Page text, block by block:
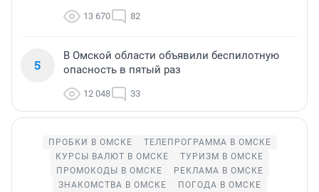
13 670 82
5
В Омской области объявили беспилотную
опасность в пятый раз
12 048 33
ПРОБКИ В ОМСКЕ
ТЕЛЕПРОГРАММА В ОМСКЕ
КУРСЫ ВАЛЮТ В ОМСКЕ
ТУРИЗМ В ОМСКЕ
ПРОМОКОДЫ В ОМСКЕ
РЕКЛАМА В ОМСКЕ
ЗНАКОМСТВА В ОМСКЕ
ПОГОДА В ОМСКЕ